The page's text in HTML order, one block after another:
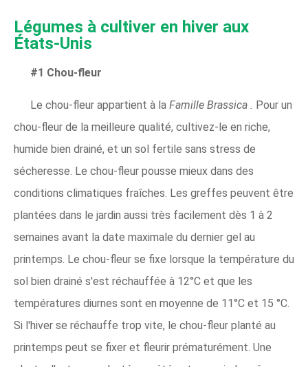
Légumes à cultiver en hiver aux
États-Unis
#1 Chou-fleur
Le chou-fleur appartient à la Famille Brassica . Pour un
chou-fleur de la meilleure qualité, cultivez-le en riche,
humide bien drainé, et un sol fertile sans stress de
sécheresse. Le chou-fleur pousse mieux dans des
conditions climatiques fraîches. Les greffes peuvent être
plantées dans le jardin aussi très facilement dès 1 à 2
semaines avant la date maximale du dernier gel au
printemps. Le chou-fleur se fixe lorsque la température du
sol bien drainé s'est réchauffée à 12°C et que les
températures diurnes sont en moyenne de 11°C et 15 °C.
Si l'hiver se réchauffe trop vite, le chou-fleur planté au
printemps peut se fixer et fleurir prématurément. Une